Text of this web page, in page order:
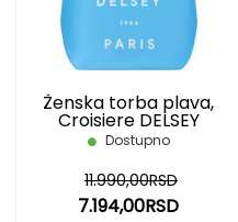
Ženska torba plava,
Croisiere DELSEY
Dostupno
7.194,00RSD
11.990,00RSD